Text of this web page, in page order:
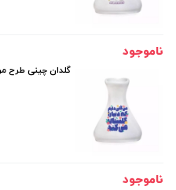
ناموجود
گلدان چینی طرح
ناموجود